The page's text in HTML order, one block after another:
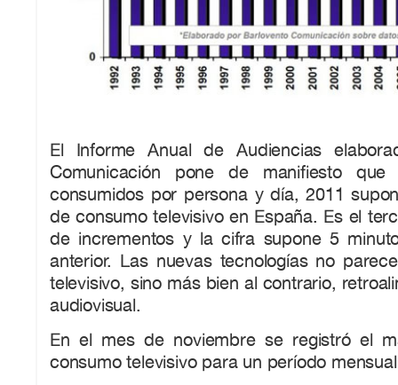
El Informe Anual de Audiencias
Comunicación pone de manifiesto
consumidos por persona y día, 2011
de consumo televisivo en España. Es el
de incrementos y la cifra supone 5
anterior. Las nuevas tecnologías no
televisivo, sino más bien al contrario,
audiovisual.
En el mes de noviembre se registró el
consumo televisivo para un período